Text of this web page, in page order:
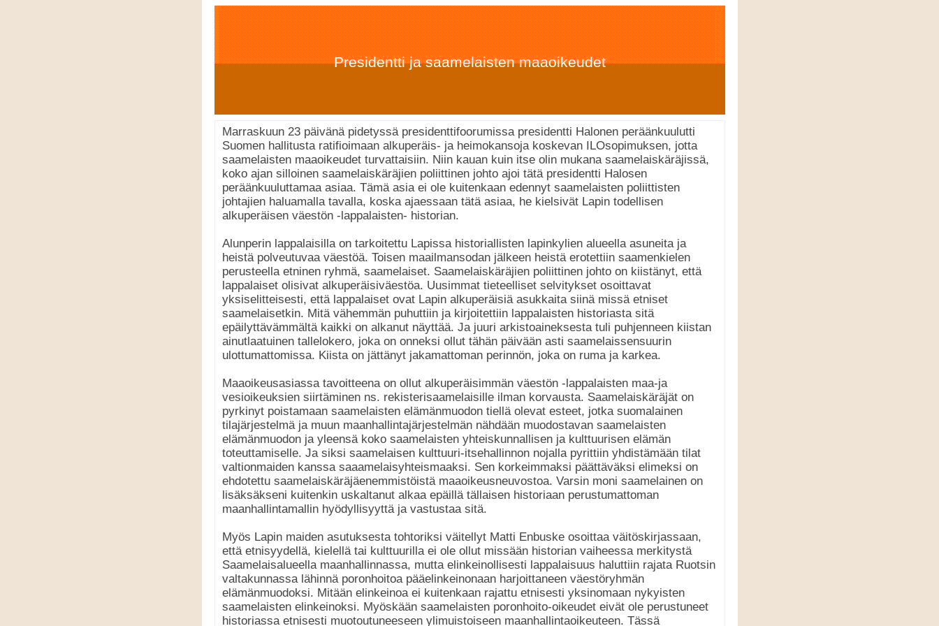
Presidentti ja saamelaisten maaoikeudet
Marraskuun 23 päivänä pidetyssä presidenttifoorumissa presidentti Halonen peräänkuulutti
Suomen hallitusta ratifioimaan alkuperäis- ja heimokansoja koskevan ILOsopimuksen, jotta
saamelaisten maaoikeudet turvattaisiin. Niin kauan kuin itse olin mukana saamelaiskäräjissä,
koko ajan silloinen saamelaiskäräjien poliittinen johto ajoi tätä presidentti Halosen
peräänkuuluttamaa asiaa. Tämä asia ei ole kuitenkaan edennyt saamelaisten poliittisten
johtajien haluamalla tavalla, koska ajaessaan tätä asiaa, he kielsivät Lapin todellisen
alkuperäisen väestön -lappalaisten- historian.
Alunperin lappalaisilla on tarkoitettu Lapissa historiallisten lapinkylien alueella asuneita ja
heistä polveutuvaa väestöä. Toisen maailmansodan jälkeen heistä erotettiin saamenkielen
perusteella etninen ryhmä, saamelaiset. Saamelaiskäräjien poliittinen johto on kiistänyt, että
lappalaiset olisivat alkuperäisiväestöa. Uusimmat tieteelliset selvitykset osoittavat
yksiselitteisesti, että lappalaiset ovat Lapin alkuperäisiä asukkaita siinä missä etniset
saamelaisetkin. Mitä vähemmän puhuttiin ja kirjoitettiin lappalaisten historiasta sitä
epäilyttävämmältä kaikki on alkanut näyttää. Ja juuri arkistoaineksesta tuli puhjenneen kiistan
ainutlaatuinen tallelokero, joka on onneksi ollut tähän päivään asti saamelaissensuurin
ulottumattomissa. Kiista on jättänyt jakamattoman perinnön, joka on ruma ja karkea.
Maaoikeusasiassa tavoitteena on ollut alkuperäisimmän väestön -lappalaisten maa-ja
vesioikeuksien siirtäminen ns. rekisterisaamelaisille ilman korvausta. Saamelaiskäräjät on
pyrkinyt poistamaan saamelaisten elämänmuodon tiellä olevat esteet, jotka suomalainen
tilajärjestelmä ja muun maanhallintajärjestelmän nähdään muodostavan saamelaisten
elämänmuodon ja yleensä koko saamelaisten yhteiskunnallisen ja kulttuurisen elämän
toteuttamiselle. Ja siksi saamelaisen kulttuuri-itsehallinnon nojalla pyrittiin yhdistämään tilat
valtionmaiden kanssa saaamelaisyhteismaaksi. Sen korkeimmaksi päättäväksi elimeksi on
ehdotettu saamelaiskäräjäenemmistöistä maaoikeusneuvostoa. Varsin moni saamelainen on
lisäksäkseni kuitenkin uskaltanut alkaa epäillä tällaisen historiaan perustumattoman
maanhallintamallin hyödyllisyyttä ja vastustaa sitä.
Myös Lapin maiden asutuksesta tohtoriksi väitellyt Matti Enbuske osoittaa väitöskirjassaan,
että etnisyydellä, kielellä tai kulttuurilla ei ole ollut missään historian vaiheessa merkitystä
Saamelaisalueella maanhallinnassa, mutta elinkeinollisesti lappalaisuus haluttiin rajata Ruotsin
valtakunnassa lähinnä poronhoitoa pääelinkeinonaan harjoittaneen väestöryhmän
elämänmuodoksi. Mitään elinkeinoa ei kuitenkaan rajattu etnisesti yksinomaan nykyisten
saamelaisten elinkeinoksi. Myöskään saamelaisten poronhoito-oikeudet eivät ole perustuneet
historiassa etnisesti muotoutuneeseen ylimuistoiseen maanhallintaoikeuteen. Tässä